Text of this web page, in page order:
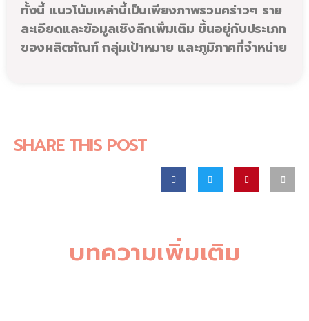
ทั้งนี้ แนวโน้มเหล่านี้เป็นเพียงภาพรวมคร่าวๆ ราย
ละเอียดและข้อมูลเชิงลึกเพิ่มเติม ขึ้นอยู่กับประเภท
ของผลิตภัณฑ์ กลุ่มเป้าหมาย และภูมิภาคที่จำหน่าย
SHARE THIS POST
บทความเพิ่มเติม